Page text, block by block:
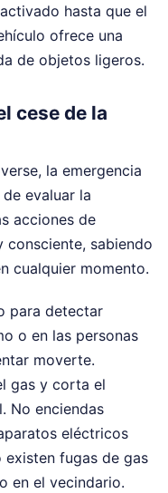
hasta que el
ofrece una
de objetos ligeros.
cese de la
la emergencia
evaluar la
acciones de
consciente, sabiendo
cualquier momento.
para detectar
o en las personas
moverte.
gas y corta el
No enciendas
eléctricos
existen fugas de gas
en el vecindario.